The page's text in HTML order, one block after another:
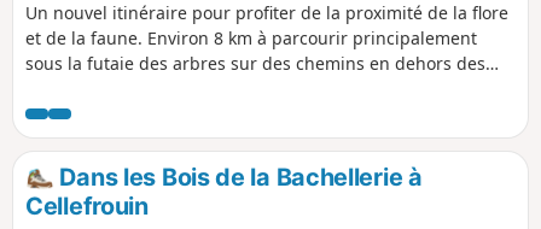
Un nouvel itinéraire pour profiter de la proximité de la flore
et de la faune. Environ 8 km à parcourir principalement
sous la futaie des arbres sur des chemins en dehors des
Dans les Bois de la Bachellerie à
Cellefrouin